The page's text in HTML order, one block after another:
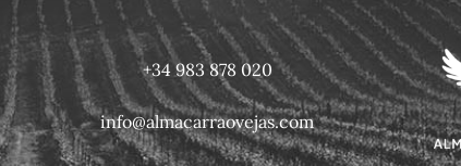
+34 983 878 020
info@almacarraovejas.com